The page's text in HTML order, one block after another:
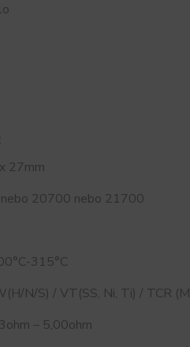
27mm
20700 nebo 21700
315°C
N/S) / VT(SS, Ni, Ti) / TCR
– 5,00ohm